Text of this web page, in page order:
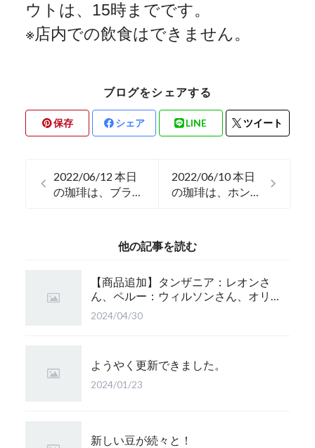
ウトは、 15時までです。
※店内での飲食はできません。
ブログをシェアする
保存 シェア LINE ツイート
2022/06/12 本日
の珈琲は、ブラジ
2022/06/10 本日
の珈琲は、ホンジ
他の記事を読む
【商品追加】タンザニア：レオンさ
ん、ペルー：ウィルソンさん、オリ
ジナルブレンド：かぐら 珈琲豆追
加！
2024/04/30
ようやく更新できました。
2024/01/23
新しい豆が続々と！